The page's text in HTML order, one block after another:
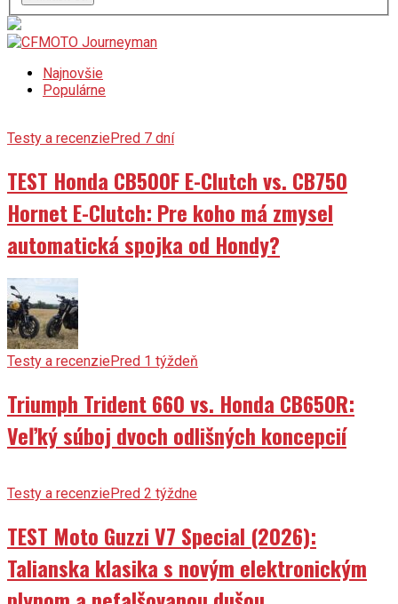
Najnovšie
TEST Honda CB500F E-Clutch vs. CB750
Hornet E-Clutch: Pre koho má zmysel
automatická spojka od Hondy?
Testy a recenzie
Triumph Trident 660 vs. Honda CB650R:
Veľký súboj dvoch odlišných koncepcií
TEST Moto Guzzi V7 Special (2026):
Talianska klasika s novým elektronickým
plynom a nefalšovanou dušou